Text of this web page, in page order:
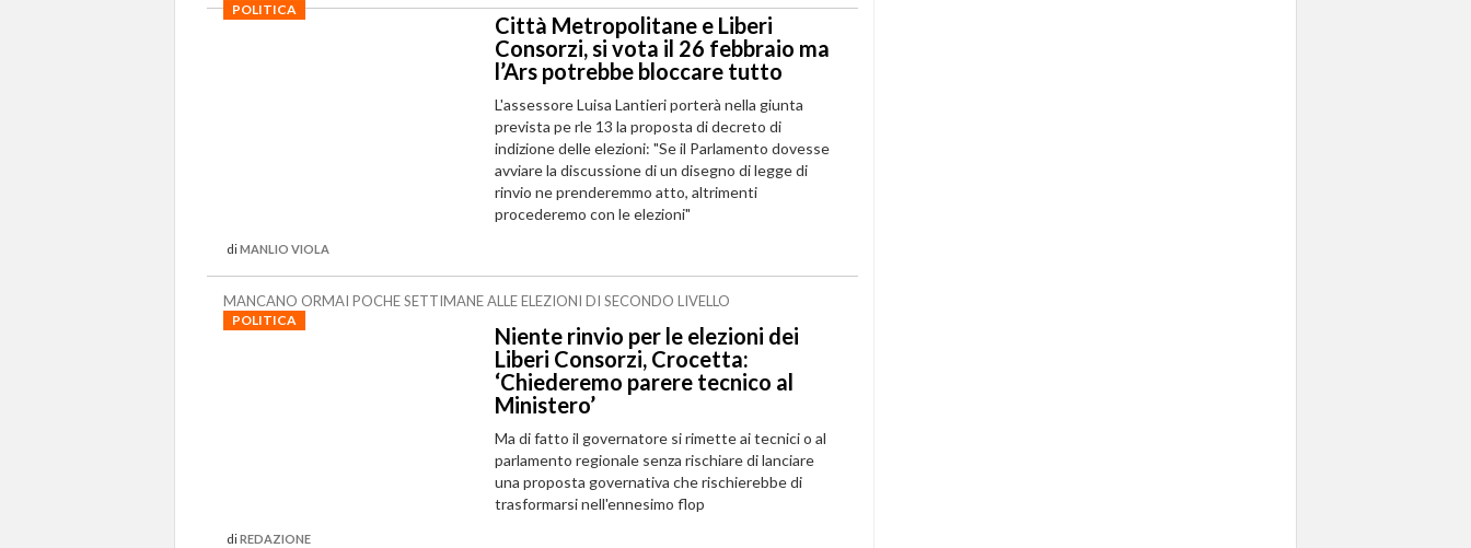
POLITICA
Città Metropolitane e Liberi
Consorzi, si vota il 26 febbraio ma
l’Ars potrebbe bloccare tutto
L'assessore Luisa Lantieri porterà nella giunta
prevista pe rle 13 la proposta di decreto di
indizione delle elezioni: "Se il Parlamento dovesse
avviare la discussione di un disegno di legge di
rinvio ne prenderemmo atto, altrimenti
procederemo con le elezioni"
diMANLIO VIOLA
MANCANO ORMAI POCHE SETTIMANE ALLE ELEZIONI DI SECONDO LIVELLO
POLITICA
Niente rinvio per le elezioni dei
Liberi Consorzi, Crocetta:
‘Chiederemo parere tecnico al
Ministero’
Ma di fatto il governatore si rimette ai tecnici o al
parlamento regionale senza rischiare di lanciare
una proposta governativa che rischierebbe di
trasformarsi nell'ennesimo flop
diREDAZIONE